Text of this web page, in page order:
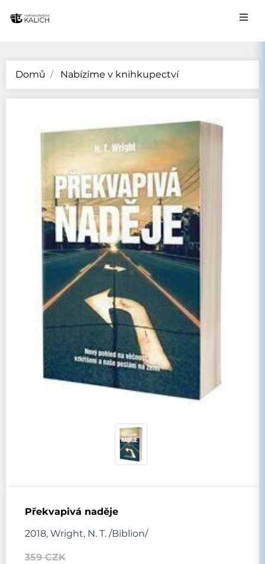
Domů Nabízíme v knihkupectví
Překvapivá naděje
2018, Wright, N. T. /Biblion/
359 CZK